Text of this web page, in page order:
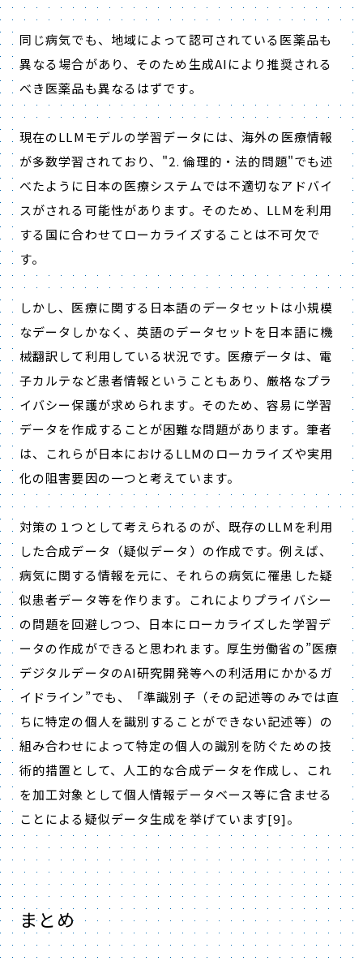
同じ病気でも、地域によって認可されている医薬品も
異なる場合があり、そのため生成AIにより推奨される
べき医薬品も異なるはずです。
現在のLLMモデルの学習データには、海外の医療情報
が多数学習されており、 "2. 倫理的・法的問題"でも述
べたように日本の医療システムでは不適切なアドバイ
スがされる可能性があります。そのため、 LLMを利用
する国に合わせてローカライズすることは不可欠で
す。
しかし、医療に関する日本語のデータセットは小規模
なデータしかなく、英語のデータセットを日本語に機
械翻訳して利用している状況です。医療データは、電
子カルテなど患者情報ということもあり、厳格なプラ
イバシー保護が求められます。そのため、容易に学習
データを作成することが困難な問題があります。筆者
は、これらが日本におけるLLMのローカライズや実用
化の阻害要因の一つと考えています。
対策の１つとして考えられるのが、既存のLLMを利用
した合成データ（疑似データ）の作成です。例えば、
病気に関する情報を元に、それらの病気に罹患した疑
似患者データ等を作ります。これによりプライバシー
の問題を回避しつつ、日本にローカライズした学習デ
ータの作成ができると思われます。厚生労働省の”医療
デジタルデータのAI研究開発等への利活用にかかるガ
イドライン”でも、「準識別子（その記述等のみでは直
ちに特定の個人を識別することができない記述等）の
組み合わせによって特定の個人の識別を防ぐための技
術的措置として、人工的な合成データを作成し、これ
を加工対象として個人情報データベース等に含ませる
ことによる疑似データ生成を挙げています[9]。
まとめ